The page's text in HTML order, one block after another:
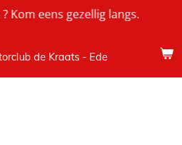
de Kraats - Ede
Kom eens gezellig langs.